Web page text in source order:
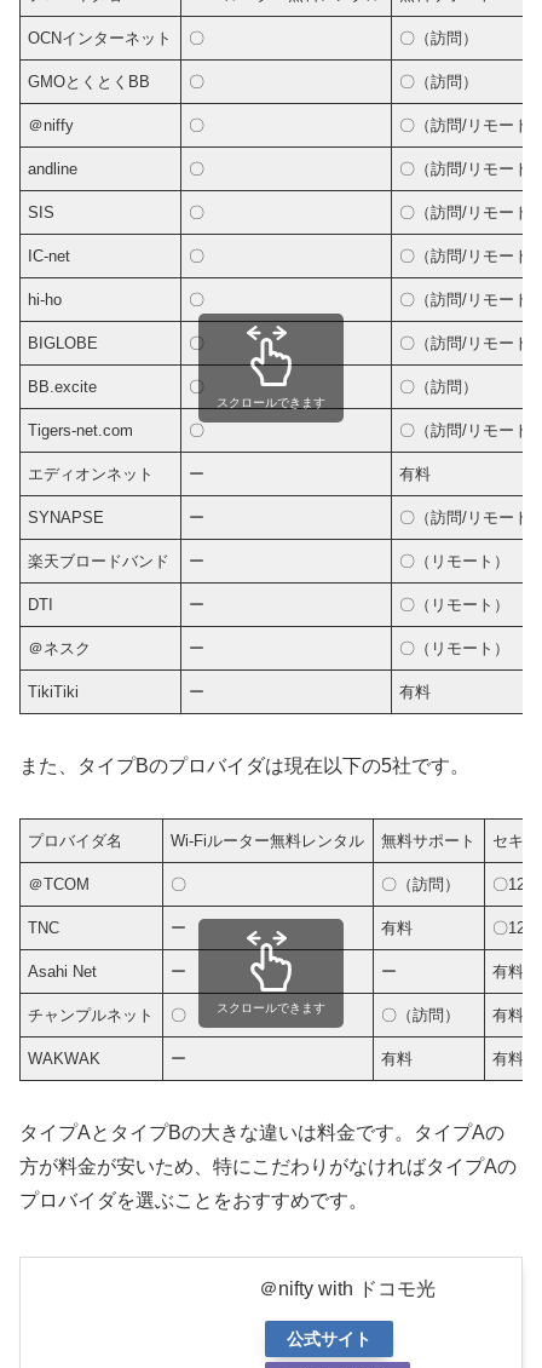
OCNインターネット 〇 〇（訪問）
GMOとくとくBB 〇 〇（訪問）
＠niffy 〇 〇（訪問/リモート
andline 〇 〇（訪問/リモート
SIS 〇 〇（訪問/リモート
IC-net 〇 〇（訪問/リモート
hi-ho 〇 〇（訪問/リモート
BIGLOBE 〇 〇（訪問/リモート
BB.excite 〇 〇（訪問）
Tigers-net.com 〇 〇（訪問/リモート
エディオンネット ー 有料
SYNAPSE ー 〇（訪問/リモート
楽天ブロードバンド ー 〇（リモート）
DTI ー 〇（リモート）
＠ネスク ー 〇（リモート）
TikiTiki ー 有料
スクロールできます
また、タイプBのプロバイダは現在以下の5社です。
プロバイダ名 Wi-Fiルーター無料レンタル 無料サポート セキ
＠TCOM 〇 〇（訪問） 〇12
TNC ー 有料 〇12
Asahi Net ー ー 有料
チャンプルネット 〇 〇（訪問） 有料
WAKWAK ー 有料 有料
スクロールできます
タイプAとタイプBの大きな違いは料金です。タイプAの
方が料金が安いため、特にこだわりがなければタイプAの
プロバイダを選ぶことをおすすめです。
＠nifty with ドコモ光
公式サイト